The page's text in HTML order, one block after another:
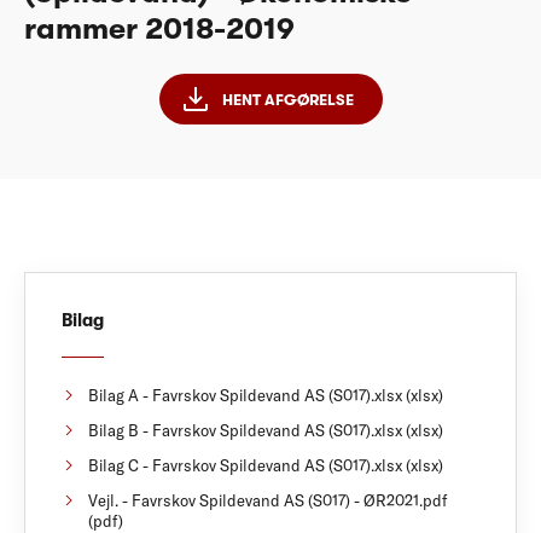
rammer 2018-2019
HENT AFGØRELSE
Bilag
Bilag A - Favrskov Spildevand AS (S017).xlsx (xlsx)
Bilag B - Favrskov Spildevand AS (S017).xlsx (xlsx)
Bilag C - Favrskov Spildevand AS (S017).xlsx (xlsx)
Vejl. - Favrskov Spildevand AS (S017) - ØR2021.pdf
(pdf)